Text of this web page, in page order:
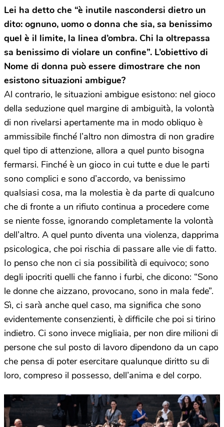
Lei ha detto che “è inutile nascondersi dietro un
dito: ognuno, uomo o donna che sia, sa benissimo
quel è il limite, la linea d’ombra. Chi la oltrepassa
sa benissimo di violare un confine”. L’obiettivo di
Nome di donna può essere dimostrare che non
esistono situazioni ambigue?
Al contrario, le situazioni ambigue esistono: nel gioco
della seduzione quel margine di ambiguità, la volontà
di non rivelarsi apertamente ma in modo obliquo è
ammissibile finché l’altro non dimostra di non gradire
quel tipo di attenzione, allora a quel punto bisogna
fermarsi. Finché è un gioco in cui tutte e due le parti
sono complici e sono d’accordo, va benissimo
qualsiasi cosa, ma la molestia è da parte di qualcuno
che di fronte a un rifiuto continua a procedere come
se niente fosse, ignorando completamente la volontà
dell’altro. A quel punto diventa una violenza, dapprima
psicologica, che poi rischia di passare alle vie di fatto.
Io penso che non ci sia possibilità di equivoco; sono
degli ipocriti quelli che fanno i furbi, che dicono: “Sono
le donne che aizzano, provocano, sono in mala fede”.
Sì, ci sarà anche quel caso, ma significa che sono
evidentemente consenzienti, è difficile che poi si tirino
indietro. Ci sono invece migliaia, per non dire milioni di
persone che sul posto di lavoro dipendono da un capo
che pensa di poter esercitare qualunque diritto su di
loro, compreso il possesso, dell’anima e del corpo.